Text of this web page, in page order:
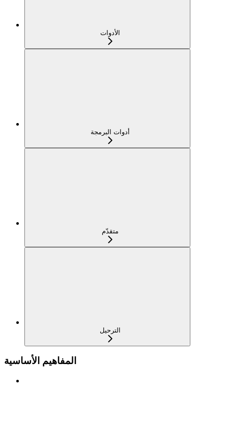
الأدوات
أدوات البرمجة
متقدّم
الترحيل
المفاهيم الأساسية